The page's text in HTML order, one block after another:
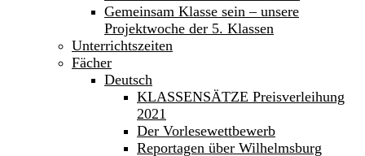
Gemeinsam Klasse sein – unsere
Projektwoche der 5. Klassen
Unterrichtszeiten
Fächer
Deutsch
KLASSENSÄTZE Preisverleihung
2021
Der Vorlesewettbewerb
Reportagen über Wilhelmsburg